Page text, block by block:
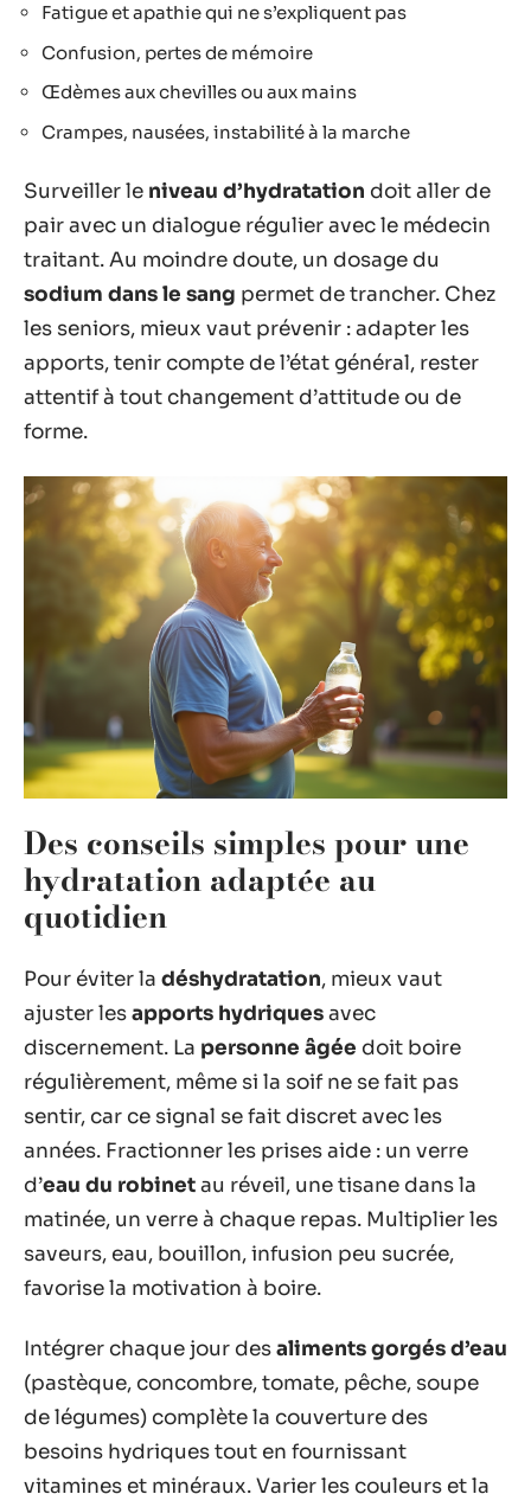
Fatigue et apathie qui ne s’expliquent pas
Confusion, pertes de mémoire
Œdèmes aux chevilles ou aux mains
Crampes, nausées, instabilité à la marche
Surveiller le niveau d’hydratation doit aller de
pair avec un dialogue régulier avec le médecin
traitant. Au moindre doute, un dosage du
sodium dans le sang permet de trancher. Chez
les seniors, mieux vaut prévenir : adapter les
apports, tenir compte de l’état général, rester
attentif à tout changement d’attitude ou de
forme.
Des conseils simples pour une
hydratation adaptée au
quotidien
Pour éviter la déshydratation, mieux vaut
ajuster lesapports hydriquesavec
discernement. La personne âgée doit boire
régulièrement, même si la soif ne se fait pas
sentir, car ce signal se fait discret avec les
années. Fractionner les prises aide : un verre
d’eau du robinetau réveil, une tisane dans la
matinée, un verre à chaque repas. Multiplier les
saveurs, eau, bouillon, infusion peu sucrée,
favorise la motivation à boire.
Intégrer chaque jour desaliments gorgés d’eau
(pastèque, concombre, tomate, pêche, soupe
de légumes) complète la couverture des
besoins hydriques tout en fournissant
vitamines et minéraux. Varier les couleurs et la